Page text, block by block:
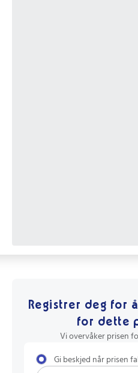
Registrer deg for
for dette
Vi overvåker prisen
Gi beskjed når prisen